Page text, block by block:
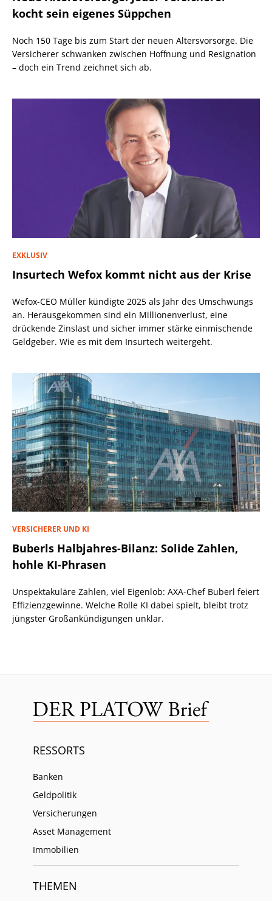
kocht sein eigenes Süppchen
Noch 150 Tage bis zum Start der neuen Altersvorsorge. Die
Versicherer schwanken zwischen Hoffnung und Resignation
– doch ein Trend zeichnet sich ab.
EXKLUSIV
Insurtech Wefox kommt nicht aus der Krise
Wefox-CEO Müller kündigte 2025 als Jahr des Umschwungs
an. Herausgekommen sind ein Millionenverlust, eine
drückende Zinslast und sicher immer stärke einmischende
Geldgeber. Wie es mit dem Insurtech weitergeht.
VERSICHERER UND KI
Buberls Halbjahres-Bilanz: Solide Zahlen,
hohle KI-Phrasen
Unspektakuläre Zahlen, viel Eigenlob: AXA-Chef Buberl feiert
Effizienzgewinne. Welche Rolle KI dabei spielt, bleibt trotz
jüngster Großankündigungen unklar.
RESSORTS
Banken
Geldpolitik
Versicherungen
Asset Management
Immobilien
THEMEN